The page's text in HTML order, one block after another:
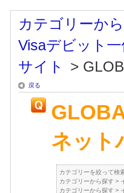
カテゴリーか
Visaデビット
サイト
>
戻る
ネット
カテゴリーを絞って検
カテゴリーから探す >
カテゴリーから探す >